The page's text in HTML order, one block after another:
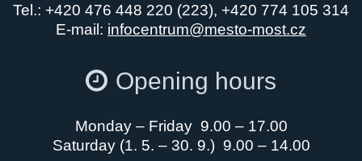
Tel.: +420 476 448 220 (223), +420 774 105 314
E-mail: infocentrum@mesto-most.cz
Opening hours
Monday – Friday 9.00 – 17.00
Saturday (1. 5. – 30. 9.) 9.00 – 14.00